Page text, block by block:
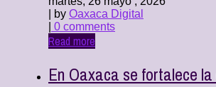
| by Oaxaca Digital
0 comments
Read more
En Oaxaca se fortalece